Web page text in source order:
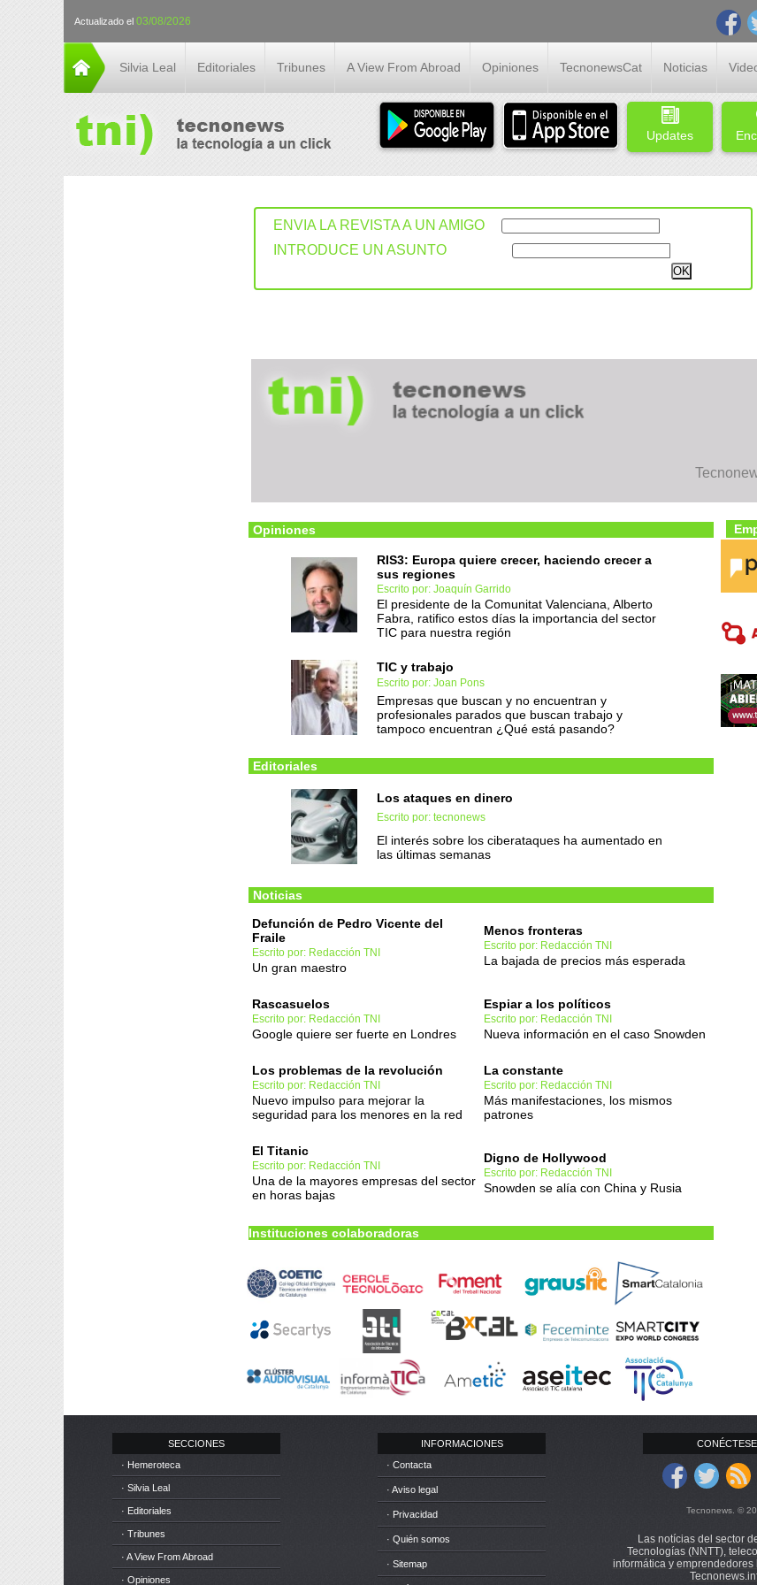
Actualizado el 03/08/2026
Silvia Leal Editoriales Tribunes A View From Abroad Opiniones TecnonewsCat Noticias
Updates
ENVIA LA REVISTA A UN AMIGO
INTRODUCE UN ASUNTO
Opiniones
RIS3: Europa quiere crecer, haciendo crecer a
sus regiones
Escrito por: Joaquín Garrido
El presidente de la Comunitat Valenciana, Alberto
Fabra, ratifico estos días la importancia del sector
TIC para nuestra región
TIC y trabajo
Escrito por: Joan Pons
Empresas que buscan y no encuentran y
profesionales parados que buscan trabajo y
tampoco encuentran ¿Qué está pasando?
Editoriales
Los ataques en dinero
Escrito por: tecnonews
El interés sobre los ciberataques ha aumentado en
las últimas semanas
Noticias
Defunción de Pedro Vicente del
Fraile
Escrito por: Redacción TNI
Un gran maestro
Menos fronteras
Escrito por: Redacción TNI
La bajada de precios más esperada
Rascasuelos
Escrito por: Redacción TNI
Google quiere ser fuerte en Londres
Espiar a los políticos
Escrito por: Redacción TNI
Nueva información en el caso Snowden
Los problemas de la revolución
Escrito por: Redacción TNI
Nuevo impulso para mejorar la
seguridad para los menores en la red
La constante
Escrito por: Redacción TNI
Más manifestaciones, los mismos
patrones
El Titanic
Escrito por: Redacción TNI
Una de la mayores empresas del sector
en horas bajas
Digno de Hollywood
Escrito por: Redacción TNI
Snowden se alía con China y Rusia
Instituciones colaboradoras
SECCIONES
· Hemeroteca
· Silvia Leal
· Editoriales
· Tribunes
· A View From Abroad
· Opiniones
INFORMACIONES
· Contacta
· Aviso legal
· Privacidad
· Quién somos
· Sitemap
CONÉCTESE
Tecnonews. ©
Las notícias del sector
Tecnologías (NNTT),
informática y emprendedores